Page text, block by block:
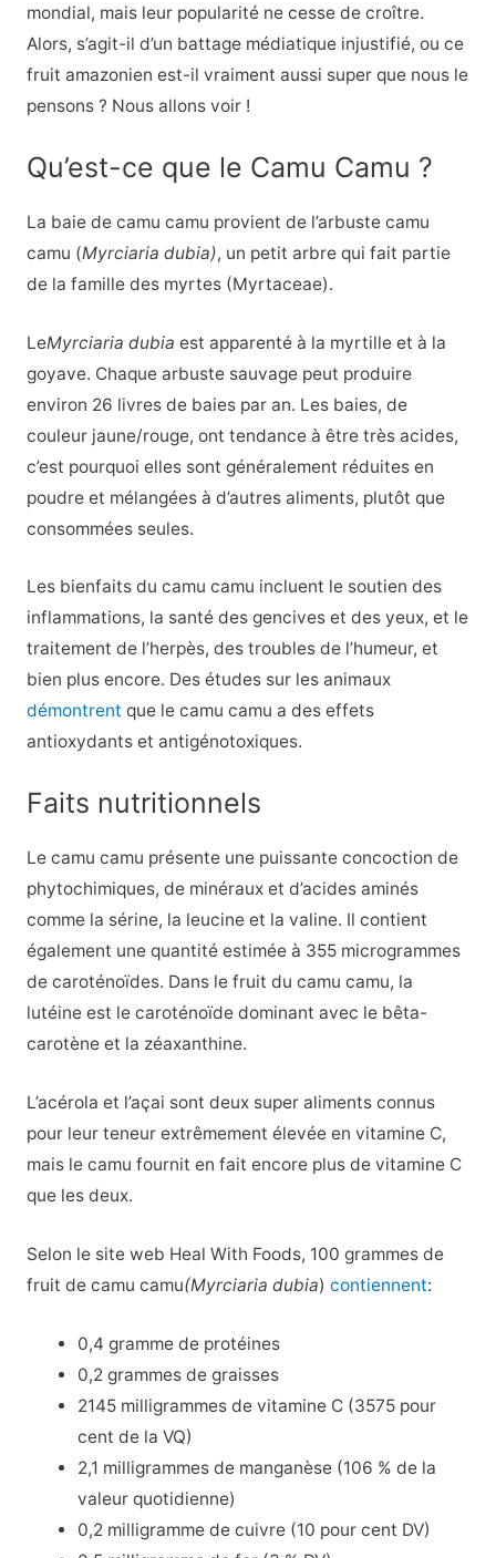
mondial, mais leur popularité ne cesse de croître.
Alors, s’agit-il d’un battage médiatique injustifié, ou ce
fruit amazonien est-il vraiment aussi super que nous le
pensons ? Nous allons voir !
Qu’est-ce que le Camu Camu ?
La baie de camu camu provient de l’arbuste camu
camu (Myrciaria dubia), un petit arbre qui fait partie
de la famille des myrtes (Myrtaceae).
LeMyrciaria dubia est apparenté à la myrtille et à la
goyave. Chaque arbuste sauvage peut produire
environ 26 livres de baies par an. Les baies, de
couleur jaune/rouge, ont tendance à être très acides,
c’est pourquoi elles sont généralement réduites en
poudre et mélangées à d’autres aliments, plutôt que
consommées seules.
Les bienfaits du camu camu incluent le soutien des
inflammations, la santé des gencives et des yeux, et le
traitement de l’herpès, des troubles de l’humeur, et
bien plus encore. Des études sur les animaux
démontrent que le camu camu a des effets
antioxydants et antigénotoxiques.
Faits nutritionnels
Le camu camu présente une puissante concoction de
phytochimiques, de minéraux et d’acides aminés
comme la sérine, la leucine et la valine. Il contient
également une quantité estimée à 355 microgrammes
de caroténoïdes. Dans le fruit du camu camu, la
lutéine est le caroténoïde dominant avec le bêta-
carotène et la zéaxanthine.
L’acérola et l’açai sont deux super aliments connus
pour leur teneur extrêmement élevée en vitamine C,
mais le camu fournit en fait encore plus de vitamine C
que les deux.
Selon le site web Heal With Foods, 100 grammes de
fruit de camu camu(Myrciaria dubia) contiennent:
0,4 gramme de protéines
0,2 grammes de graisses
2145 milligrammes de vitamine C (3575 pour
cent de la VQ)
2,1 milligrammes de manganèse (106 % de la
valeur quotidienne)
0,2 milligramme de cuivre (10 pour cent DV)